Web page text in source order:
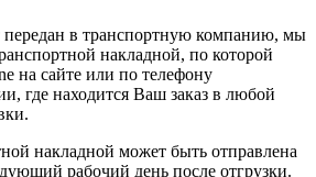
передан в транспортную компанию, мы
накладной, по которой
на сайте или по телефону
где находится Ваш заказ в любой
накладной может быть отправлена
рабочий день после отгрузки.